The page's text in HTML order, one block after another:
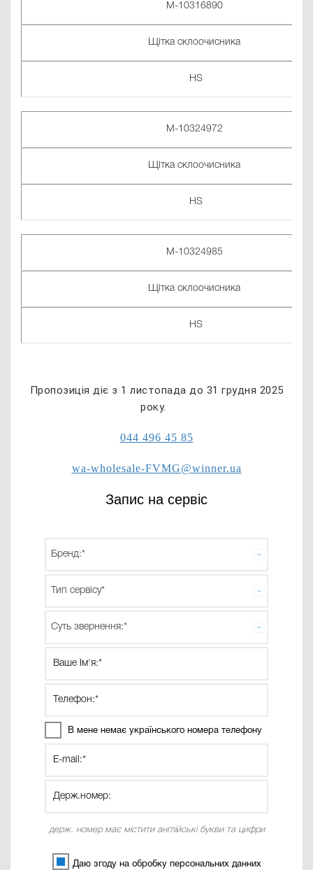
M-10316890
Щітка склоочисника
HS
M-10324972
Щітка склоочисника
HS
M-10324985
Щітка склоочисника
HS
Пропозиція діє з 1 листопада до 31 грудня 2025
року.
044 496 45 85
wa-wholesale-FVMG@winner.ua
Запис на сервіс
В мене немає українського номера телефону
держ. номер має містити англійські букви та цифри
Даю згоду на обробку персональних данних